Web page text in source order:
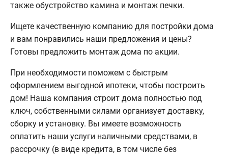
также обустройство камина и монтаж печки.
Ищете качественную компанию для постройки дома
и вам понравились наши предложения и цены?
Готовы предложить монтаж дома по акции.
При необходимости поможем с быстрым
оформлением выгодной ипотеки, чтобы построить
дом! Наша компания строит дома полностью под
ключ, собственными силами организует доставку,
сборку и установку. Вы имеете возможность
оплатить наши услуги наличными средствами, в
рассрочку (в виде кредита, в том числе без